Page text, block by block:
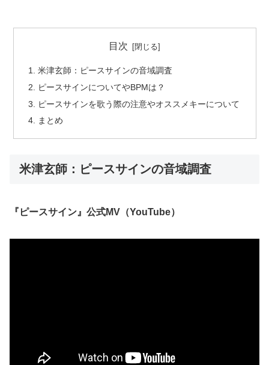
目次
米津玄師：ピースサインの音域調査
ピースサインについてやBPMは？
ピースサインを歌う際の注意やオススメキーについて
まとめ
米津玄師：ピースサインの音域調査
『ピースサイン』公式MV（YouTube）